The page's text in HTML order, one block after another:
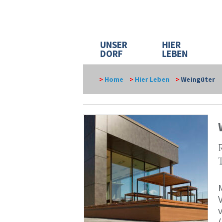
UNSER
DORF
HIER
LEBEN
> Home > Hier Leben >Weingüter